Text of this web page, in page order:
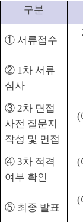
구분
① 서류접수
② 1차 서류
심사
③ 2차 면접
사전 질문지
작성 및 면접
(
④ 3차 적격
여부 확인
(
⑤ 최종 발표
(